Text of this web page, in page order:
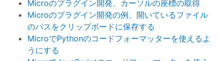
Microのプラグイン開発、カーソルの座標の取得
Microのプラグイン開発の例、開いているファイル
のパスをクリップボードに保存する
MicroでPythonのコードフォーマッターを使えるよ
うにする